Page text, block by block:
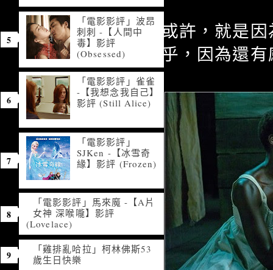
或許，就是
乎，因為還
「電影影評」波昂
刺刺 -【人間中
毒】影評
(Obsessed)
「電影影評」雀雀
-【我想念我自己】
影評 (Still Alice)
「電影影評」
SJKen -【冰雪奇
緣】影評 (Frozen)
「電影影評」馬來魔 -【A片
女神 深喉嚨】影評
(Lovelace)
「雞排亂哈拉」柯林佛斯53
歲生日快樂